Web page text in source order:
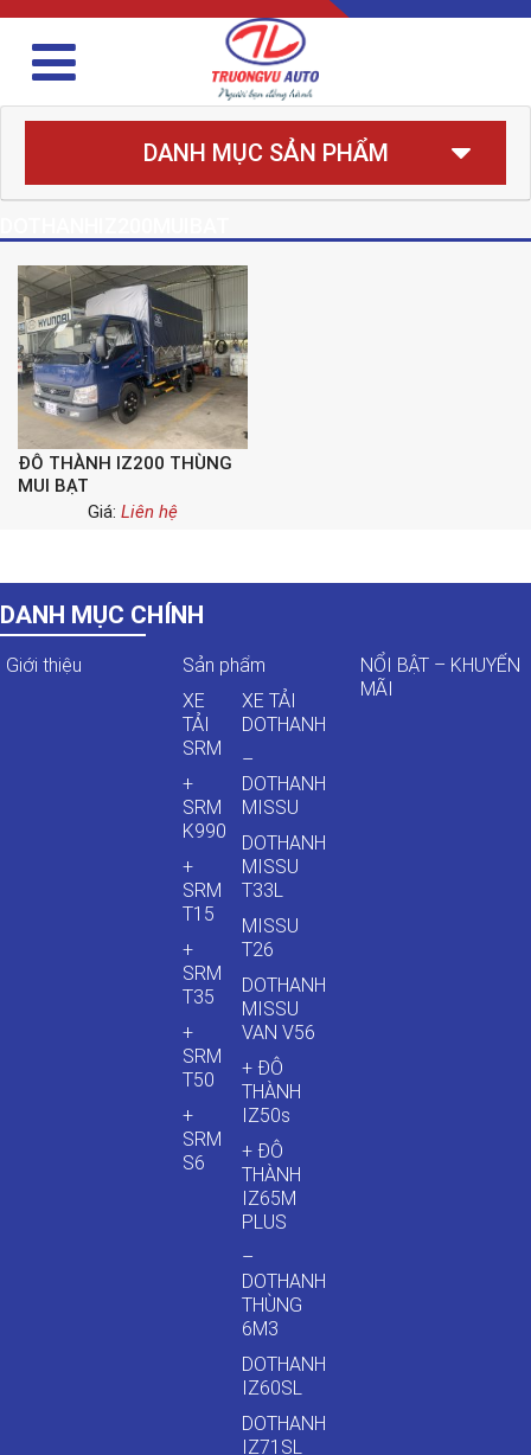
DANH MỤC SẢN PHẨM
ĐÔ THÀNH IZ200 THÙNG
MUI BẠT
Giá: Liên hệ
DANH MỤC CHÍNH
Giới thiệu
Sản phẩm
XE
TẢI
SRM
+
SRM
K990
+
SRM
T15
+
SRM
T35
+
SRM
T50
+
SRM
S6
XE TẢI
DOTHANH
–
DOTHANH
MISSU
DOTHANH
MISSU
T33L
MISSU
T26
DOTHANH
MISSU
VAN V56
+ ĐÔ
THÀNH
IZ50s
+ ĐÔ
THÀNH
IZ65M
PLUS
–
DOTHANH
THÙNG
6M3
DOTHANH
IZ60SL
DOTHANH
IZ71SL
NỔI BẬT – KHUYẾN
MÃI